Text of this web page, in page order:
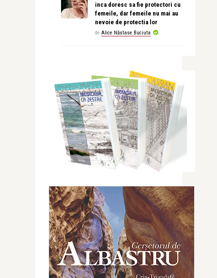
inca doresc sa fie protectori cu
femeile, dar femeile nu mai au
nevoie de protectia lor
de Alice Năstase Buciuta